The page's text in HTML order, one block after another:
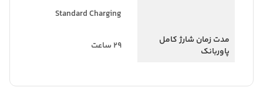
Standard Charging
مدت زمان شارژ کامل
پاوربانک
۲۹ ساعت